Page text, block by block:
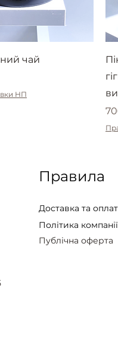
чай
НП
Правила
Доставка та
Політика компанії
Публічна оферта